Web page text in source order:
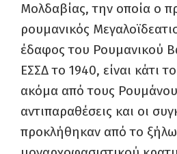
Μολδαβίας, την οποία ο
ρουμανικός
έδαφος του Ρουμανικού
ΕΣΣΔ το 1940, είναι κάτι
ακόμα από τους
αντιπαραθέσεις και οι
προκλήθηκαν από το